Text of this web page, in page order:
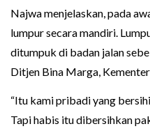
Najwa menjelaskan, pada
lumpur secara mandiri.
ditumpuk di badan jalan
Ditjen Bina Marga,
“Itu kami pribadi yang
Tapi habis itu dibersihkan